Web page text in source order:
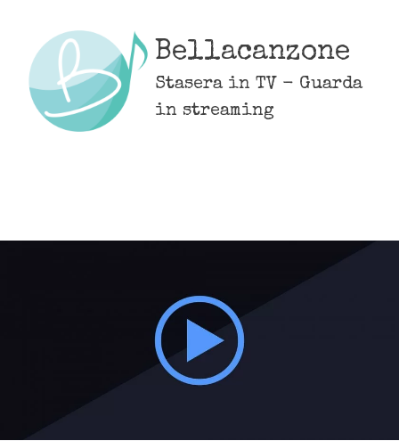
content
Bellacanzone
Stasera in TV - Guarda
in streaming